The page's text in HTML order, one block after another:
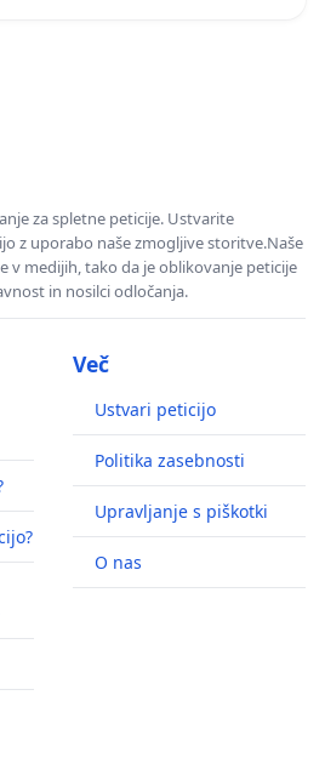
za spletne peticije. Ustvarite
z uporabo naše zmogljive storitve.Naše
v medijih, tako da je oblikovanje peticije
in nosilci odločanja.
Več
Ustvari peticijo
Politika zasebnosti
Upravljanje s piškotki
O nas